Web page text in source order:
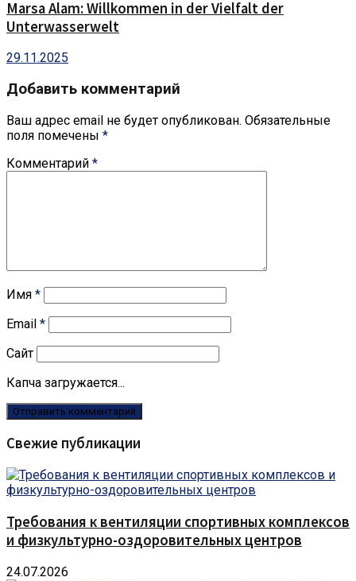
Marsa Alam: Willkommen in der Vielfalt der
Unterwasserwelt
29.11.2025
Добавить комментарий
Ваш адрес email не будет опубликован. Обязательные
поля помечены *
Комментарий *
Имя *
Email *
Сайт
Капча загружается...
Свежие публикации
Требования к вентиляции спортивных комплексов
и физкультурно-оздоровительных центров
24.07.2026